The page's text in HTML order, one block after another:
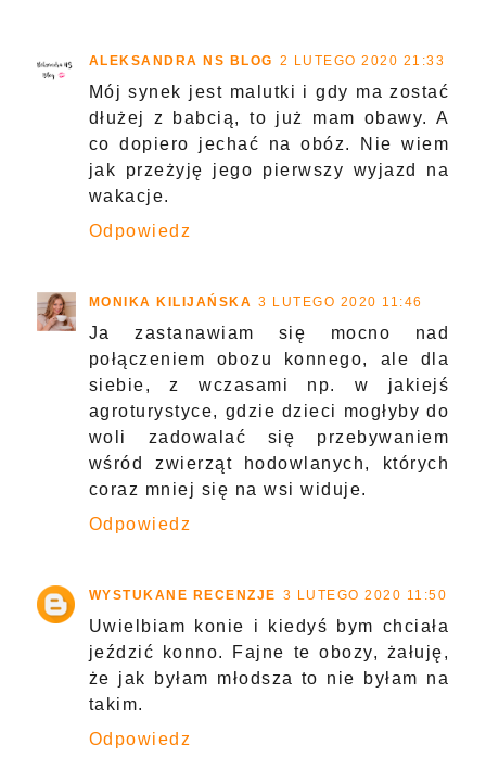
ALEKSANDRA NS BLOG 2 LUTEGO 2020 21:33
Mój synek jest malutki i gdy ma zostać
dłużej z babcią, to już mam obawy. A
co dopiero jechać na obóz. Nie wiem
jak przeżyję jego pierwszy wyjazd na
wakacje.
Odpowiedz
MONIKA KILIJAŃSKA 3 LUTEGO 2020 11:46
Ja zastanawiam się mocno nad
połączeniem obozu konnego, ale dla
siebie, z wczasami np. w jakiejś
agroturystyce, gdzie dzieci mogłyby do
woli zadowalać się przebywaniem
wśród zwierząt hodowlanych, których
coraz mniej się na wsi widuje.
Odpowiedz
WYSTUKANE RECENZJE 3 LUTEGO 2020 11:50
Uwielbiam konie i kiedyś bym chciała
jeździć konno. Fajne te obozy, żałuję,
że jak byłam młodsza to nie byłam na
takim.
Odpowiedz